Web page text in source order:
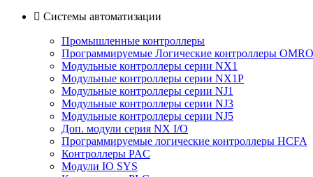
 Системы автоматизации
Промышленные контроллеры
Программируемые Логические контроллеры
Модульные контроллеры серии NX1
Модульные контроллеры серии NX1P
Модульные контроллеры серии NJ1
Модульные контроллеры серии NJ3
Модульные контроллеры серии NJ5
Доп. модули серия NX I/O
Программируемые логические контроллеры HCFA
Контроллеры PAC
Модули IO SYS